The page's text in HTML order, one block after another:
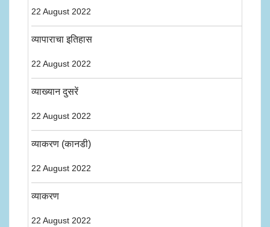
22 August 2022
व्यापाराचा इतिहास
22 August 2022
व्याख्यान दुसरें
22 August 2022
व्याकरण (कानडी)
22 August 2022
व्याकरण
22 August 2022